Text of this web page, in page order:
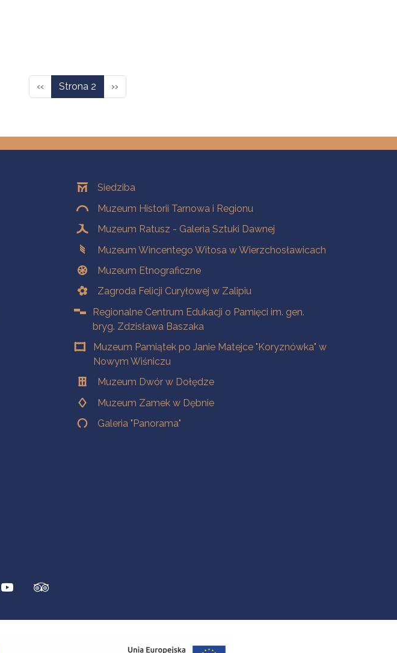
Poprzednia strona
‹‹ Strona 2 Następna strona
››
OddziałySiedziba
Muzeum Historii Tarnowa i Regionu
Muzeum Ratusz - Galeria Sztuki Dawnej
Muzeum Wincentego Witosa w Wierzchosławicach
Muzeum Etnograficzne
Zagroda Felicji Curyłowej w Zalipiu
Regionalne Centrum Edukacji o Pamięci im. gen.
bryg. Zdzisława Baszaka
Muzeum Pamiątek po Janie Matejce "Koryznówka" w
Nowym Wiśniczu
Muzeum Dwór w Dołędze
Muzeum Zamek w Dębnie
Galeria "Panorama"